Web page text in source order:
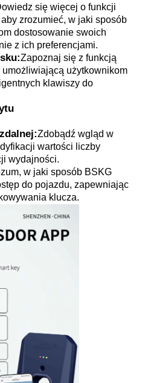
się więcej o funkcji
zrozumieć, w jaki sposób
dostosowanie swoich
z ich preferencjami.
Zapoznaj się z funkcją
użytkownikom
klawiszy do
Zdobądź wgląd w
wartości liczby
wydajności.
w jaki sposób BSKG
do pojazdu, zapewniając
klucza.